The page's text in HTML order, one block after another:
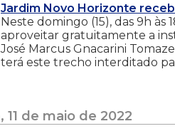
Jardim Novo Horizonte
Neste domingo (15), das 9h
aproveitar gratuitamente a
José Marcus Gnacarini
terá este trecho interditado
11 de maio de 2022